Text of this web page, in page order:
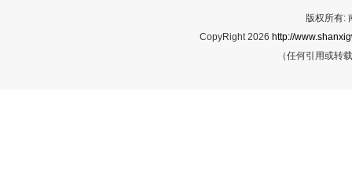
版权所有:
CopyRight 2026 http://
（任何引用或转